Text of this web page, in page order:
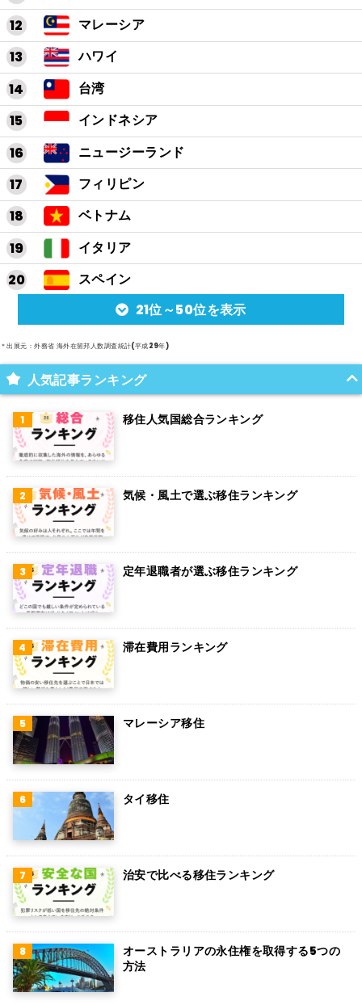
マレーシア
ハワイ
台湾
インドネシア
ニュージーランド
フィリピン
ベトナム
イタリア
スペイン
アルゼンチン
メキシコ
スイス
オランダ
グアム
パラグアイ
アラブ首長国連邦
スウェーデン
ペルー
ボリビア
カンボジア
オーストリア
ロシア
ミャンマー
アイルランド
トルコ
フィンランド
チェコ
チリ
デンマーク
21位～50位を表示
＊出展元：外務省 海外在留邦人数調査統計(平成29年)
人気記事ランキング
移住人気国総合ランキング
気候・風土で選ぶ移住ランキング
定年退職者が選ぶ移住ランキング
滞在費用ランキング
マレーシア移住
タイ移住
治安で比べる移住ランキング
オーストラリアの永住権を取得する5つの
方法